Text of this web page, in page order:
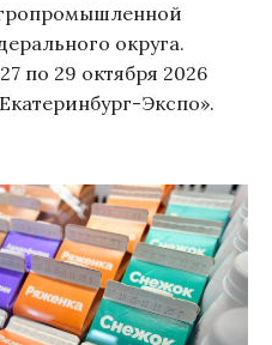
округа.
по 29 октября 2026
Экспо».